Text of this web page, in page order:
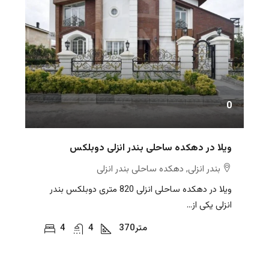
0
ویلا در دهکده ساحلی بندر انزلی دوبلکس
بندر انزلی, دهکده ساحلی بندر انزلی
ویلا در دهکده ساحلی انزلی 820 متری دوبلکس بندر
انزلی یکی از...
4
4 370متر